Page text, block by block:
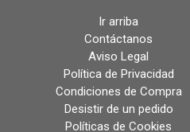
Ir arriba
Contáctanos
Aviso Legal
Política de Privacidad
Condiciones de Compra
Desistir de un pedido
Políticas de Cookies